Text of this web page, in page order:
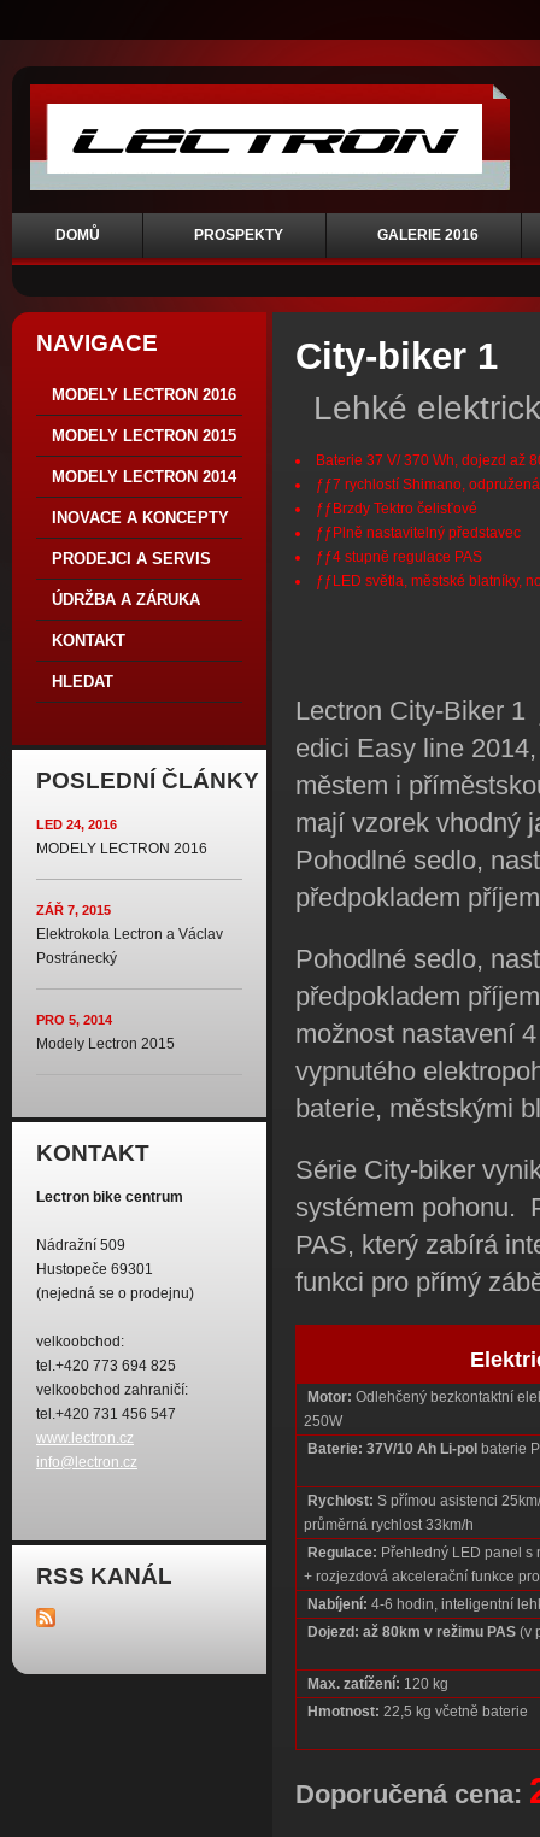
DOMŮ PROSPEKTY GALERIE 2016
NAVIGACE
MODELY LECTRON 2016
MODELY LECTRON 2015
MODELY LECTRON 2014
INOVACE A KONCEPTY
PRODEJCI A SERVIS
ÚDRŽBA A ZÁRUKA
KONTAKT
HLEDAT
POSLEDNÍ ČLÁNKY
LED 24, 2016
MODELY LECTRON 2016
ZÁŘ 7, 2015
Elektrokola Lectron a Václav
Postránecký
PRO 5, 2014
Modely Lectron 2015
KONTAKT
Lectron bike centrum
Nádražní 509
Hustopeče 69301
(nejedná se o prodejnu)
velkoobchod:
tel.+420 773 694 825
velkoobchod zahraničí:
tel.+420 731 456 547
www.lectron.cz
info@lectron.cz
RSS KANÁL
City-biker 1
Lehké
Baterie 37 V/ 370 Wh, dojezd až
ƒƒ7 rychlostí Shimano,
ƒƒBrzdy Tektro čelisťové
ƒƒPlně nastavitelný představec
ƒƒ4 stupně regulace PAS
ƒƒLED světla, městské blatníky,
Lectron City-Biker 1
edici Easy line
městem i
mají vzorek vhodný
Pohodlné sedlo,
předpokladem
Pohodlné sedlo,
předpokladem
možnost nastavení
vypnutého
baterie, městskými
Série City-biker
systémem pohonu.
PAS, který zabírá
funkci pro přímý
Motor: Odlehčený bezkontaktní
250W
Baterie: 37V/10 Ah Li-pol baterie
Rychlost: S přímou asistenci
průměrná rychlost 33km/h
Regulace: Přehledný LED panel s
+ rozjezdová akcelerační funkce
Nabíjení: 4-6 hodin, inteligentní
Dojezd: až 80km v režimu PAS (v
Max. zatížení: 120 kg
Hmotnost: 22,5 kg včetně baterie
Doporučená cena: